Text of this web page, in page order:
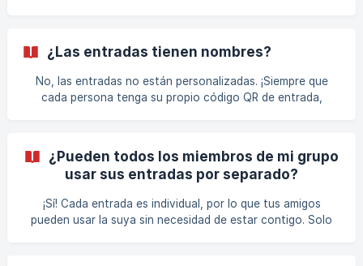
¿Las entradas tienen nombres?
No, las entradas no están personalizadas. ¡Siempre que
cada persona tenga su propio código QR de entrada,
¿Pueden todos los miembros de mi grupo
usar sus entradas por separado?
¡Sí! Cada entrada es individual, por lo que tus amigos
pueden usar la suya sin necesidad de estar contigo. Solo